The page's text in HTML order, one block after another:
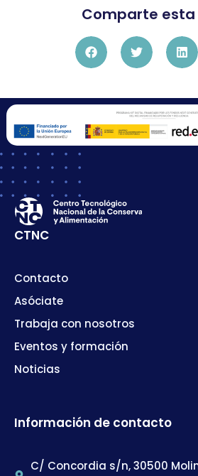
Comparte
CTNC
Contacto
Asóciate
Trabaja con nosotros
Eventos y formación
Noticias
Información de contacto
C/ Concordia s/n, 30500